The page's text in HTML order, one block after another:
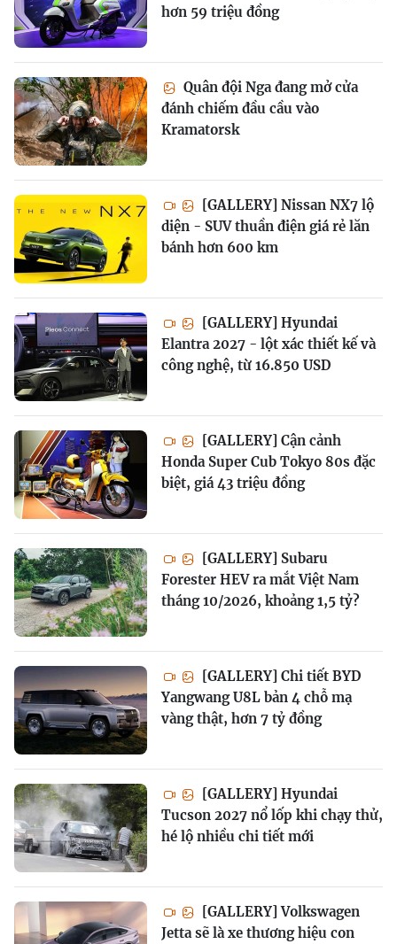
hơn 59 triệu đồng
Quân đội Nga đang mở cửa
đánh chiếm đầu cầu vào
Kramatorsk
[GALLERY] Nissan NX7 lộ
diện - SUV thuần điện giá rẻ lăn
bánh hơn 600 km
[GALLERY] Hyundai
Elantra 2027 - lột xác thiết kế và
công nghệ, từ 16.850 USD
[GALLERY] Cận cảnh
Honda Super Cub Tokyo 80s đặc
biệt, giá 43 triệu đồng
[GALLERY] Subaru
Forester HEV ra mắt Việt Nam
tháng 10/2026, khoảng 1,5 tỷ?
[GALLERY] Chi tiết BYD
Yangwang U8L bản 4 chỗ mạ
vàng thật, hơn 7 tỷ đồng
[GALLERY] Hyundai
Tucson 2027 nổ lốp khi chạy thử,
hé lộ nhiều chi tiết mới
[GALLERY] Volkswagen
Jetta sẽ là xe thương hiệu con